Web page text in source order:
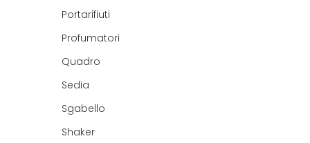
Portarifiuti
Profumatori
Quadro
Sedia
Sgabello
Shaker